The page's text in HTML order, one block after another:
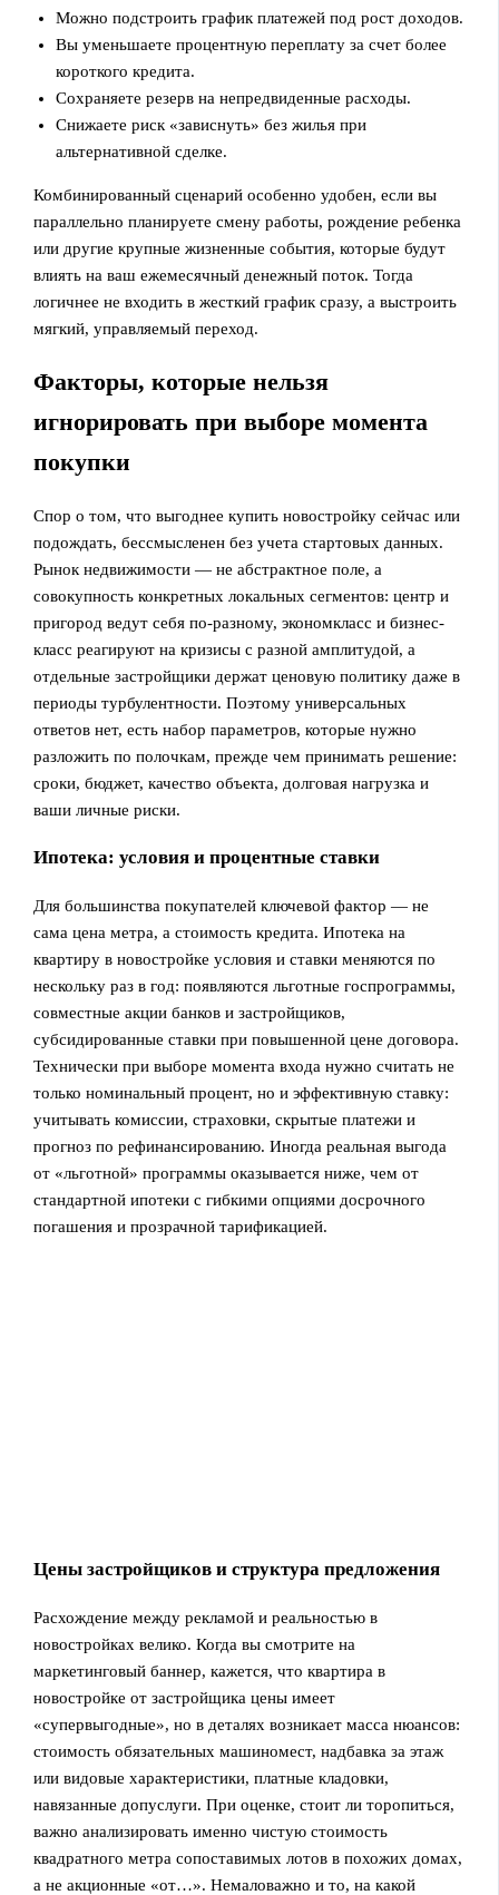
Можно подстроить график платежей под рост доходов.
Вы уменьшаете процентную переплату за счет более
короткого кредита.
Сохраняете резерв на непредвиденные расходы.
Снижаете риск «зависнуть» без жилья при
альтернативной сделке.
Комбинированный сценарий особенно удобен, если вы
параллельно планируете смену работы, рождение ребенка
или другие крупные жизненные события, которые будут
влиять на ваш ежемесячный денежный поток. Тогда
логичнее не входить в жесткий график сразу, а выстроить
мягкий, управляемый переход.
Факторы, которые нельзя
игнорировать при выборе момента
покупки
Спор о том, что выгоднее купить новостройку сейчас или
подождать, бессмысленен без учета стартовых данных.
Рынок недвижимости — не абстрактное поле, а
совокупность конкретных локальных сегментов: центр и
пригород ведут себя по‑разному, экономкласс и бизнес-
класс реагируют на кризисы с разной амплитудой, а
отдельные застройщики держат ценовую политику даже в
периоды турбулентности. Поэтому универсальных
ответов нет, есть набор параметров, которые нужно
разложить по полочкам, прежде чем принимать решение:
сроки, бюджет, качество объекта, долговая нагрузка и
ваши личные риски.
Ипотека: условия и процентные ставки
Для большинства покупателей ключевой фактор — не
сама цена метра, а стоимость кредита. Ипотека на
квартиру в новостройке условия и ставки меняются по
нескольку раз в год: появляются льготные госпрограммы,
совместные акции банков и застройщиков,
субсидированные ставки при повышенной цене договора.
Технически при выборе момента входа нужно считать не
только номинальный процент, но и эффективную ставку:
учитывать комиссии, страховки, скрытые платежи и
прогноз по рефинансированию. Иногда реальная выгода
от «льготной» программы оказывается ниже, чем от
стандартной ипотеки с гибкими опциями досрочного
погашения и прозрачной тарификацией.
Цены застройщиков и структура предложения
Расхождение между рекламой и реальностью в
новостройках велико. Когда вы смотрите на
маркетинговый баннер, кажется, что квартира в
новостройке от застройщика цены имеет
«супервыгодные», но в деталях возникает масса нюансов:
стоимость обязательных машиномест, надбавка за этаж
или видовые характеристики, платные кладовки,
навязанные допуслуги. При оценке, стоит ли торопиться,
важно анализировать именно чистую стоимость
квадратного метра сопоставимых лотов в похожих домах,
а не акционные «от…». Немаловажно и то, на какой